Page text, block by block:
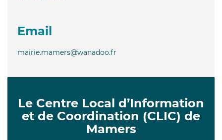
Email
mairie.mamers@wanadoo.fr
Le Centre Local d’Information
et de Coordination (CLIC) de
Mamers